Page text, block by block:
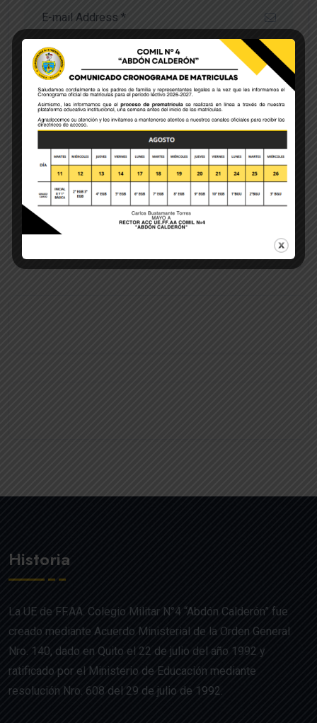
Save my name, email, and website in this browser
for the next time I comment.
POST COMMENT
Historia
La UE de FF.AA. Colegio Militar N°4 “Abdón Calderón” fue
creado mediante Acuerdo Ministerial de la Orden General
Nro. 140, dado en Quito el 22 de julio del año 1992 y
ratificado por el Ministerio de Educación mediante
resolución Nro. 608 del 29 de julio de 1992.